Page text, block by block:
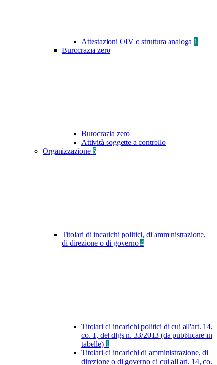
Attestazioni OIV o struttura analoga 1
Burocrazia zero
Burocrazia zero
Attività soggette a controllo
Organizzazione 6
Titolari di incarichi politici, di amministrazione,
di direzione o di governo 4
Titolari di incarichi politici di cui all'art. 14,
co. 1, del dlgs n. 33/2013 (da pubblicare in
tabelle) 1
Titolari di incarichi di amministrazione, di
direzione o di governo di cui all'art. 14, co.